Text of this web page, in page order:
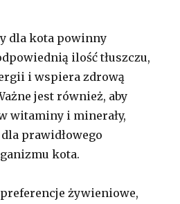
dla kota powinny
ilość tłuszczu,
i wspiera zdrową
jest również, aby
witaminy i minerały,
prawidłowego
kota.
żywieniowe,